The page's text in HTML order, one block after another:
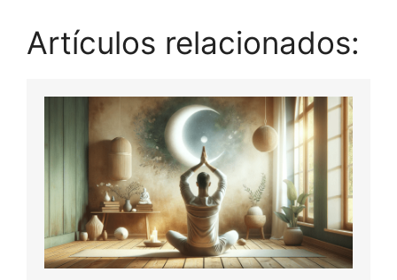
Artículos relacionados: